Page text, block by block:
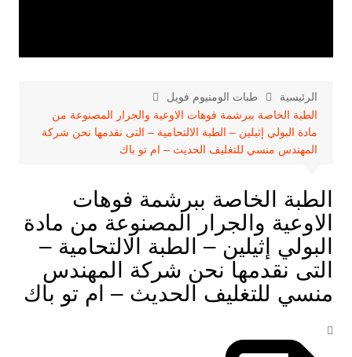
الرئيسية
طبات الومنيوم فويل
الطبة الخاصة ببرشمة فوهات الاوعية والجرار المصنوعة من
مادة البولي إثيلين – الطبة الالتحامية – التى نقدمها نحن شركة
المهندس منسي للتغليف الحديث – ام تو باك
الطبة الخاصة ببرشمة فوهات
الاوعية والجرار المصنوعة من مادة
البولي إثيلين – الطبة الالتحامية –
التى نقدمها نحن شركة المهندس
منسي للتغليف الحديث – ام تو باك